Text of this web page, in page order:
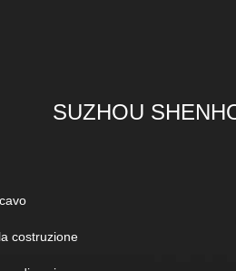
SUZHOU
costruzione